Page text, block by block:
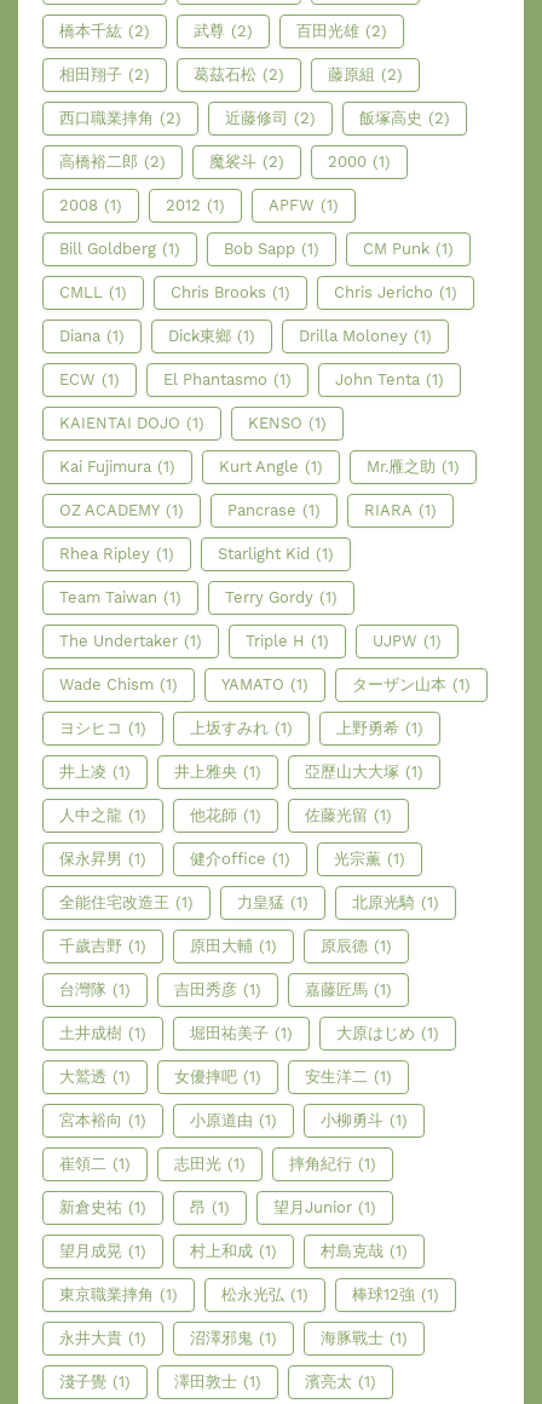
橋本千紘 (2) 武尊 (2) 百田光雄 (2)
相田翔子 (2) 葛茲石松 (2) 藤原組 (2)
西口職業摔角 (2) 近藤修司 (2) 飯塚高史 (2)
高橋裕二郎 (2) 魔裟斗 (2) 2000 (1)
2008 (1) 2012 (1) APFW (1)
Bill Goldberg (1) Bob Sapp (1) CM Punk (1)
CMLL (1) Chris Brooks (1) Chris Jericho (1)
Diana (1) Dick東鄉 (1) Drilla Moloney (1)
ECW (1) El Phantasmo (1) John Tenta (1)
KAIENTAI DOJO (1) KENSO (1)
Kai Fujimura (1) Kurt Angle (1) Mr.雁之助 (1)
OZ ACADEMY (1) Pancrase (1) RIARA (1)
Rhea Ripley (1) Starlight Kid (1)
Team Taiwan (1) Terry Gordy (1)
The Undertaker (1) Triple H (1) UJPW (1)
Wade Chism (1) YAMATO (1) ターザン山本 (1)
ヨシヒコ (1) 上坂すみれ (1) 上野勇希 (1)
井上凌 (1) 井上雅央 (1) 亞歷山大大塚 (1)
人中之龍 (1) 他花師 (1) 佐藤光留 (1)
保永昇男 (1) 健介office (1) 光宗薫 (1)
全能住宅改造王 (1) 力皇猛 (1) 北原光騎 (1)
千歲吉野 (1) 原田大輔 (1) 原辰德 (1)
台灣隊 (1) 吉田秀彦 (1) 嘉藤匠馬 (1)
土井成樹 (1) 堀田祐美子 (1) 大原はじめ (1)
大鷲透 (1) 女優摔吧 (1) 安生洋二 (1)
宮本裕向 (1) 小原道由 (1) 小柳勇斗 (1)
崔領二 (1) 志田光 (1) 摔角紀行 (1)
新倉史祐 (1) 昂 (1) 望月Junior (1)
望月成晃 (1) 村上和成 (1) 村島克哉 (1)
東京職業摔角 (1) 松永光弘 (1) 棒球12強 (1)
永井大貴 (1) 沼澤邪鬼 (1) 海豚戰士 (1)
淺子覺 (1) 澤田敦士 (1) 濱亮太 (1)